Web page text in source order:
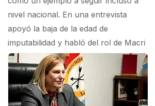
nivel nacional. En una entrevista
apoyó la baja de la edad de
imputabilidad y habló del rol de Macri